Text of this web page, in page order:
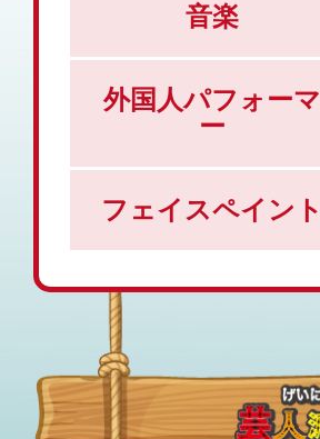
音楽
外国人パフォーマ
ー
フェイスペイント